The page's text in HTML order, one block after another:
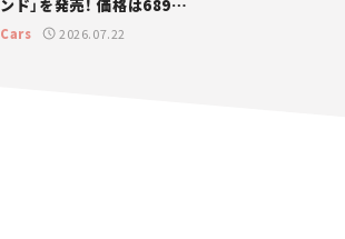
ンド」を発売！ 価格は689万
円から【新車ニュース】
Cars 2026.07.22